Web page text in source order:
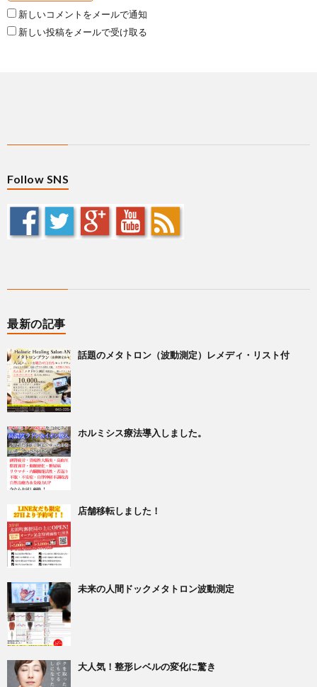
新しいコメントをメールで通知
新しい投稿をメールで受け取る
Follow SNS
最新の記事
話題のメタトロン（波動測定）レメディ・リスト付
ホルミシス療法導入しました。
店舗移転しました！
未来の人間ドックメタトロン波動測定
大人気！整形レベルの変化に驚き